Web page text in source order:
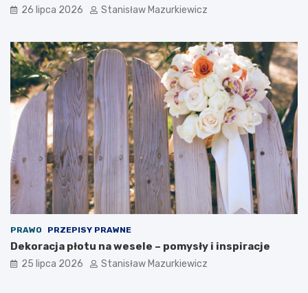
26 lipca 2026 Stanisław Mazurkiewicz
PRAWO PRZEPISY PRAWNE
Dekoracja płotu na wesele – pomysły i inspiracje
25 lipca 2026 Stanisław Mazurkiewicz